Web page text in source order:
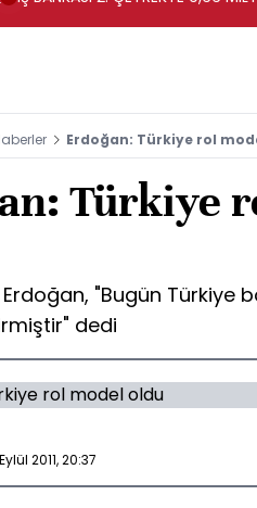
Erdoğan: Türkiye rol
Türkiye
"Bugün Türkiye
dedi
2011, 20:37